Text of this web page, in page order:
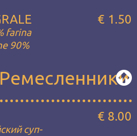
farina
90%
€ 1.50
суп-
€ 8.00